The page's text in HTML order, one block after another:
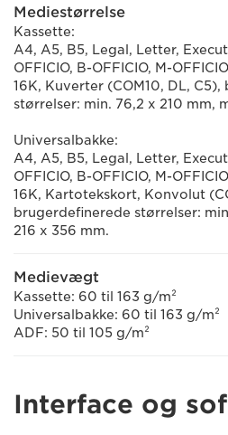
Mediestørrelse
Kassette:
A4, A5, B5, Legal, Letter,
OFFICIO, B-OFFICIO, M-
16K, Kuverter (COM10, DL,
størrelser: min. 76,2 x 210 mm,
Universalbakke:
A4, A5, B5, Legal, Letter,
OFFICIO, B-OFFICIO, M-
16K, Kartotekskort, Konvolut
brugerdefinerede størrelser:
216 x 356 mm.
Medievægt
Kassette: 60 til 163 g/m²
Universalbakke: 60 til 163 g/m²
ADF: 50 til 105 g/m²
Interface og